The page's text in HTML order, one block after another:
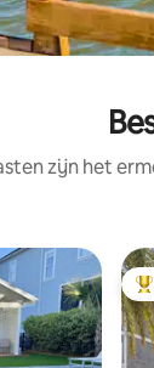
zijn het